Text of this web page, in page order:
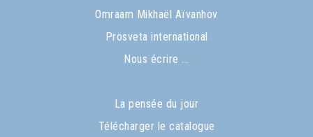
Omraam Mikhaël Aïvanhov
Prosveta international
Nous écrire ...
La pensée du jour
Télécharger le catalogue